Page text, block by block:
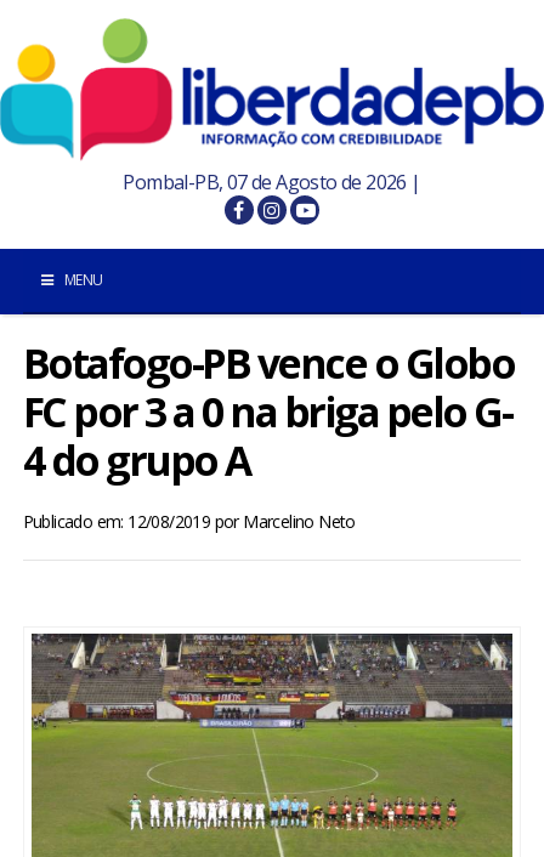
Pombal-PB, 07 de Agosto de 2026 |
MENU
INÍCIO
POMBAL E REGIÃO
PARAÍBA
BRASIL
ESPORTES
ENTRETENIMENTO
ENQUETE
Botafogo-PB vence o Globo
FC por 3 a 0 na briga pelo G-
4 do grupo A
Publicado em: 12/08/2019 porMarcelino Neto